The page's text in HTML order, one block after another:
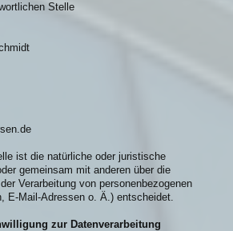
Stelle
ist die natürliche oder juristische
gemeinsam mit anderen über die
Verarbeitung von personenbezogenen
E-Mail-Adressen o. Ä.) entscheidet.
zur Datenverarbeitung